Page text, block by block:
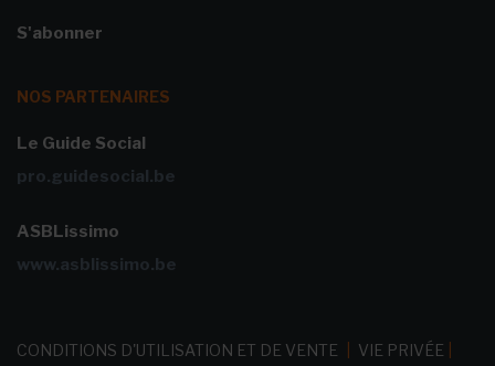
S'abonner
NOS PARTENAIRES
Le Guide Social
pro.guidesocial.be
ASBLissimo
www.asblissimo.be
CONDITIONS D'UTILISATION ET DE VENTE VIE PRIVÉE